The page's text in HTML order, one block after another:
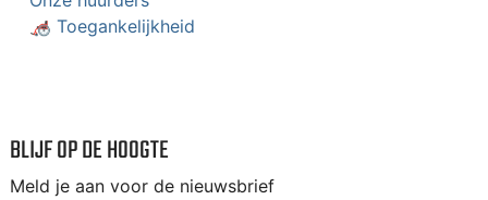
🦽 Toegankelijkheid
BLIJF OP DE HOOGTE
Meld je aan voor de nieuwsbrief